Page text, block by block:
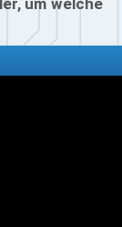
um welche